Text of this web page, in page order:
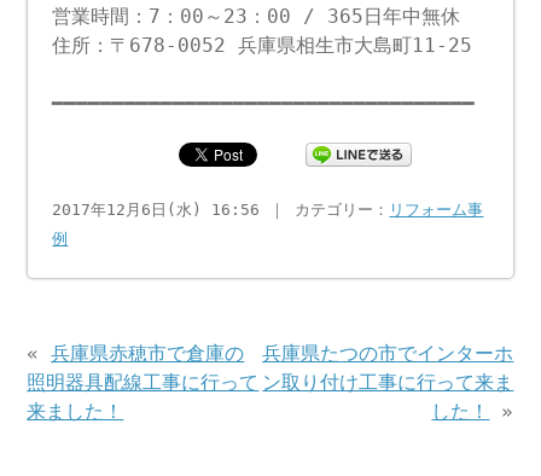
営業時間：7：00～23：00 / 365日年中無休
住所：〒678-0052 兵庫県相生市大島町11-25
━━━━━━━━━━━━━━━━━━━━━━━━━━━━━━━━━━━
2017年12月6日(水) 16:56 ｜ カテゴリー： リフォーム事
例
«兵庫県赤穂市で倉庫の
照明器具配線工事に行って
来ました！
兵庫県たつの市でインターホ
ン取り付け工事に行って来ま
した！
»